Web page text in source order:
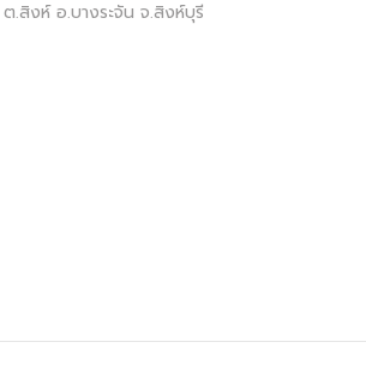
.สิงห์ อ.บางระจัน จ.สิงห์บุรี